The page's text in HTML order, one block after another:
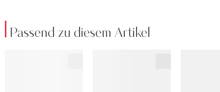
Passend zu diesem Artikel